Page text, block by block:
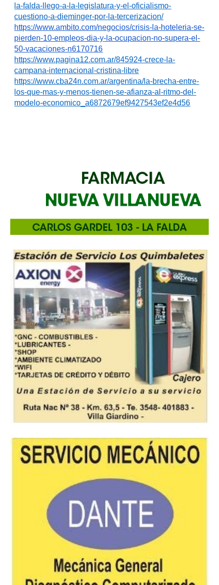
la-falda-llego-a-la-legislatura-y-el-oficialismo-
cuestiono-a-dieminger-por-la-tercerizacion/
https://www.ambito.com/negocios/crisis-la-hoteleria-se-
pierden-10-empleos-dia-y-la-ocupacion-no-supera-el-
50-vacaciones-n6170716
https://www.pagina12.com.ar/845924-crece-la-
campana-internacional-cristina-libre
https://www.cba24n.com.ar/argentina/la-brecha-entre-
los-que-mas-y-menos-tienen-se-afianza-al-ritmo-del-
modelo-economico_a6872679ef9427543ef2e4d56